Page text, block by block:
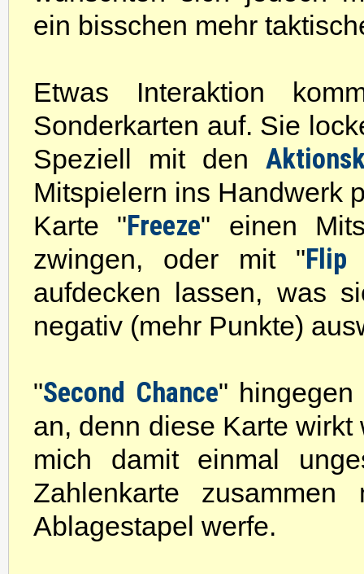
ein bisschen mehr
Etwas Interaktion
Sonderkarten auf. Sie
Speziell mit den
Mitspielern ins Handwerk
Karte "Freeze" einen
zwingen, oder mit "Flip
aufdecken lassen, was
negativ (mehr Punkte)
"Second Chance"
an, denn diese Karte
mich damit einmal
Zahlenkarte
Ablagestapel werfe.